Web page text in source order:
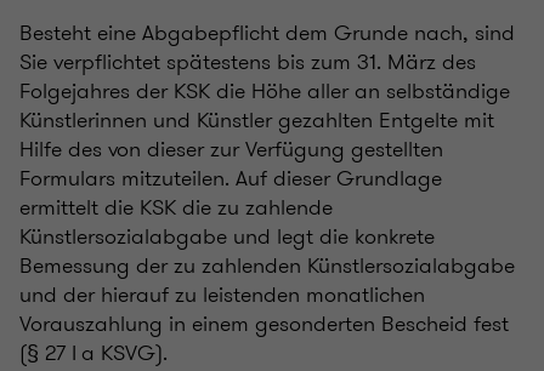
Besteht eine Abgabepflicht dem Grunde nach, sind
Sie verpflichtet spätestens bis zum 31. März des
Folgejahres der KSK die Höhe aller an selbständige
Künstlerinnen und Künstler gezahlten Entgelte mit
Hilfe des von dieser zur Verfügung gestellten
Formulars mitzuteilen. Auf dieser Grundlage
ermittelt die KSK die zu zahlende
Künstlersozialabgabe und legt die konkrete
Bemessung der zu zahlenden Künstlersozialabgabe
und der hierauf zu leistenden monatlichen
Vorauszahlung in einem gesonderten Bescheid fest
(§ 27 I a KSVG).